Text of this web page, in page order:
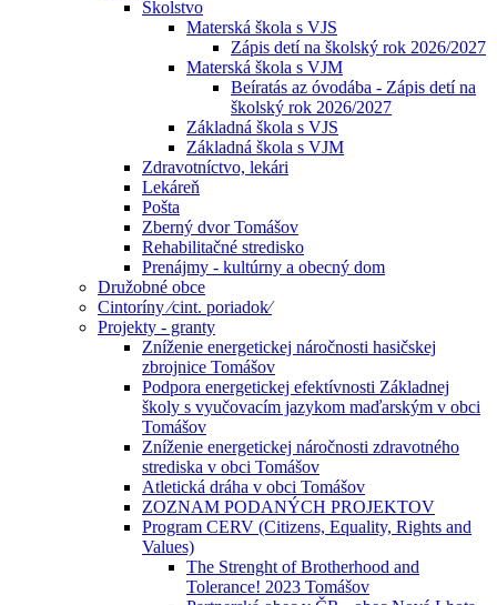
Školstvo
Materská škola s VJS
Zápis detí na školský rok 2026/2027
Materská škola s VJM
Beíratás az óvodába - Zápis detí na
školský rok 2026/2027
Základná škola s VJS
Základná škola s VJM
Zdravotníctvo, lekári
Lekáreň
Pošta
Zberný dvor Tomášov
Rehabilitačné stredisko
Prenájmy - kultúrny a obecný dom
Družobné obce
Cintoríny ⁄cint. poriadok⁄
Projekty - granty
Zníženie energetickej náročnosti hasičskej
zbrojnice Tomášov
Podpora energetickej efektívnosti Základnej
školy s vyučovacím jazykom maďarským v obci
Tomášov
Zníženie energetickej náročnosti zdravotného
strediska v obci Tomášov
Atletická dráha v obci Tomášov
ZOZNAM PODANÝCH PROJEKTOV
Program CERV (Citizens, Equality, Rights and
Values)
The Strenght of Brotherhood and
Tolerance! 2023 Tomášov